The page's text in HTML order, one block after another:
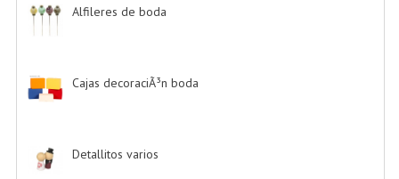
Alfileres de boda
Cajas decoraciÃ³n boda
Detallitos varios